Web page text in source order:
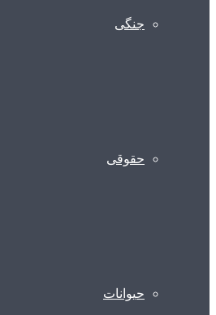
جنگی
حقوقی
حیوانات